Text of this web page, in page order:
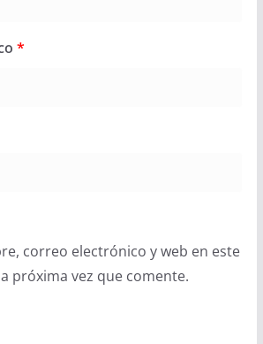
*
correo electrónico y web en este
próxima vez que comente.